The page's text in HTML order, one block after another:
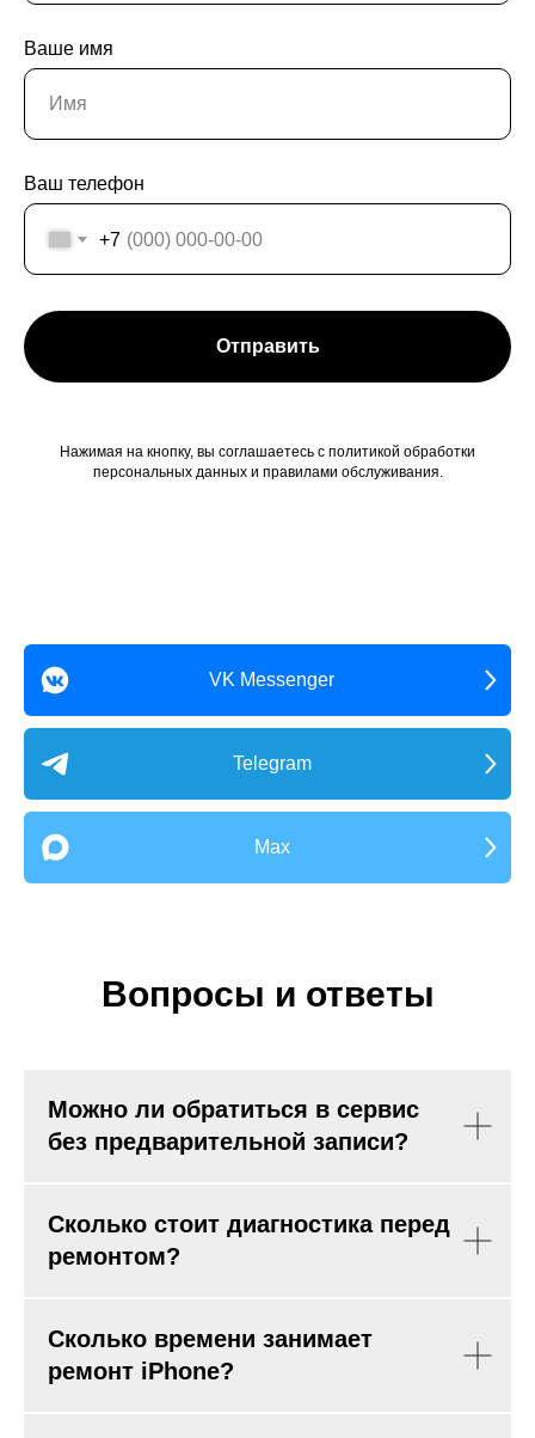
Ваше имя
Ваш телефон
+7
Отправить
Нажимая на кнопку, вы соглашаетесь с политикой обработки
персональных данных и правилами обслуживания.
VK Messenger
Telegram
Max
Вопросы и ответы
Можно ли обратиться в сервис
без предварительной записи?
Сколько стоит диагностика перед
ремонтом?
Сколько времени занимает
ремонт iPhone?